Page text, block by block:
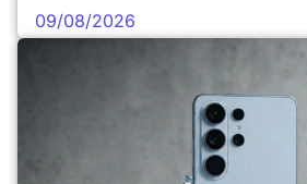
09/08/2026